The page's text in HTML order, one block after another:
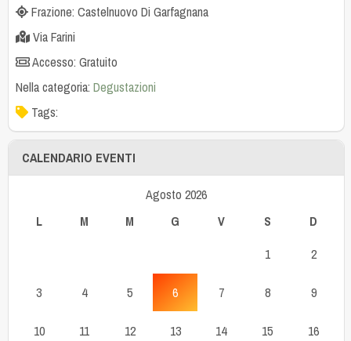
Frazione: Castelnuovo Di Garfagnana
Via Farini
Accesso: Gratuito
Nella categoria: Degustazioni
Tags:
CALENDARIO EVENTI
Agosto 2026
L
M M G V S D
1 2
3 4 5 6 7 8 9
10 11 12 13 14 15 16